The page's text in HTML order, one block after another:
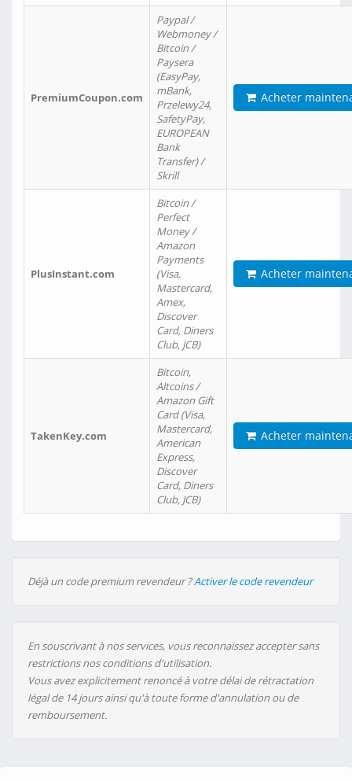
PremiumCoupon.com
Paypal /
Webmoney /
Bitcoin /
Paysera
(EasyPay,
mBank,
Przelewy24,
SafetyPay,
EUROPEAN
Bank
Transfer) /
Skrill
Acheter
PlusInstant.com
Bitcoin /
Perfect
Money /
Amazon
Payments
(Visa,
Mastercard,
Amex,
Discover
Card, Diners
Club, JCB)
Acheter
TakenKey.com
Bitcoin,
Altcoins /
Amazon Gift
Card (Visa,
Mastercard,
American
Express,
Discover
Card, Diners
Club, JCB)
Acheter
Déjà un code premium revendeur ?Activer le code revendeur
En souscrivant à nos services, vous reconnaissez accepter sans
restrictions nos conditions d'utilisation.
Vous avez explicitement renoncé à votre délai de rétractation
légal de 14 jours ainsi qu'à toute forme d'annulation ou de
remboursement.